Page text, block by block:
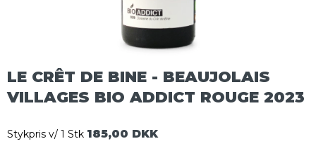
LE CRÊT DE BINE - BEAUJOLAIS
VILLAGES BIO ADDICT ROUGE 2023
Stykpris v/ 1 Stk 185,00 DKK